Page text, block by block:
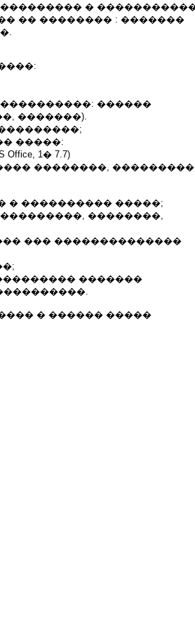
�
�� �������� : �������
������
�������).
�����:
1� 7.7)
��������,
� ���������� �����;
��������,
��� ��������������
�������
� ������ �����